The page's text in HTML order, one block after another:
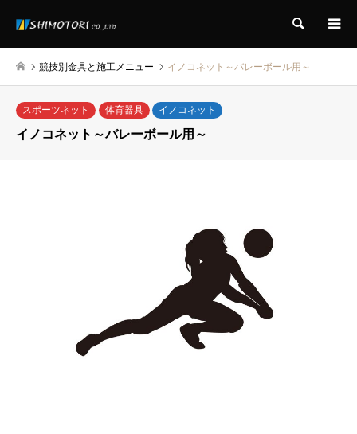
検索
競技別金具と施工メニュー イノコネット～バレーボール用～
スポーツネット 体育器具 イノコネット
イノコネット～バレーボール用～